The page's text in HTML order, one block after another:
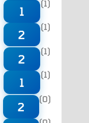
1
(1)
2
(1)
2
(1)
1
(1)
2
(0)